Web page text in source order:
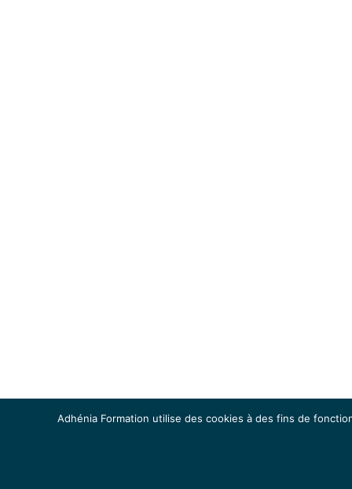
Adhénia Formation utilise des cookies à des fins de